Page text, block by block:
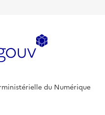
du Numérique